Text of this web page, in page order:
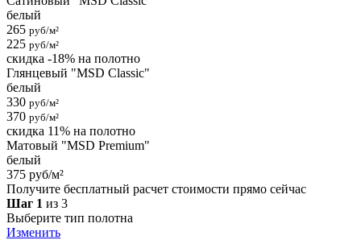
белый
265 руб/м²
225 руб/м²
скидка -18% на полотно
Глянцевый "MSD Classic"
белый
330 руб/м²
370 руб/м²
скидка 11% на полотно
Матовый "MSD Premium"
белый
375 руб/м²
Получите бесплатный расчет стоимости прямо сейчас
Шаг 1 из 3
Выберите тип полотна
Изменить